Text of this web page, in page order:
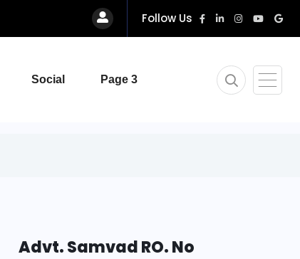
Follow Us
Social Page 3
Advt. Samvad RO. No